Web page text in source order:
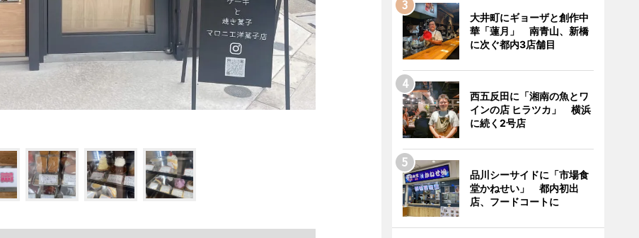
大井町にギョーザと創作中
華「蓮月」 南青山、新橋
に次ぐ都内3店舗目
西五反田に「湘南の魚とワ
インの店 ヒラツカ」 横浜
に続く2号店
品川シーサイドに「市場食
堂かねせい」 都内初出
店、フードコートに